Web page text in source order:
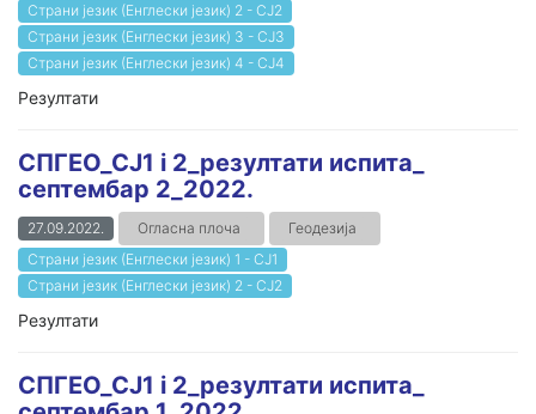
Страни језик (Енглески језик) 2 - СЈ2
Страни језик (Енглески језик) 3 - СЈ3
Страни језик (Енглески језик) 4 - СЈ4
Резултати
СПГЕО_СЈ1 i 2_резултати испита_
септембар 2_2022.
27.09.2022. Огласна плоча
Геодезија
Страни језик (Енглески језик) 1 - СЈ1
Страни језик (Енглески језик) 2 - СЈ2
Резултати
СПГЕО_СЈ1 i 2_резултати испита_